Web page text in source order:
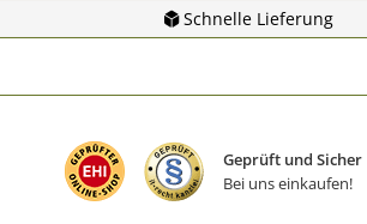
Schnelle Lieferung
Geprüft und Sicher
Bei uns einkaufen!